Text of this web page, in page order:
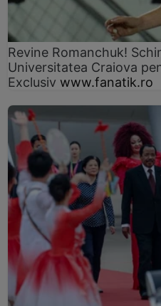
Revine Romanchuk!
Universitatea Craiova
Exclusiv www.fanatik.ro